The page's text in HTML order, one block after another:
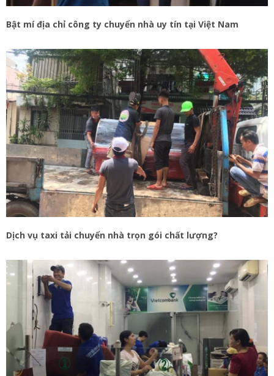
Bật mí địa chỉ công ty chuyển nhà uy tín tại Việt Nam
Dịch vụ taxi tải chuyển nhà trọn gói chất lượng?